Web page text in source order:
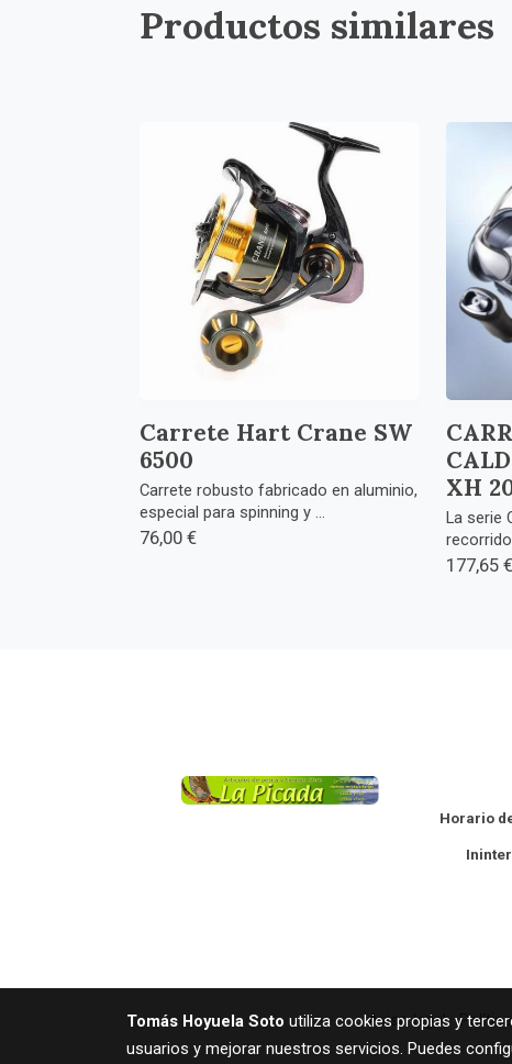
Productos similares
Carrete Hart Crane SW
6500
Carrete robusto fabricado en aluminio,
especial para spinning y ...
76,00 €
XH
La serie
177,65 €
La
Horario
Aviso legal
Tomás Hoyuela Soto utiliza cookies propias y
usuarios y mejorar nuestros servicios. Puedes